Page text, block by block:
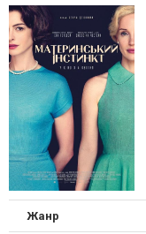
Жанр